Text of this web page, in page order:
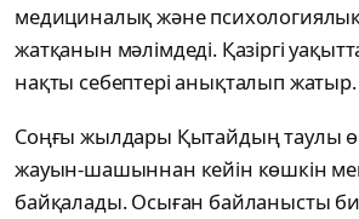
медициналық және психологиялық
жатқанын мәлімдеді. Қазіргі
нақты себептері анықталып жатыр.
Соңғы жылдары Қытайдың таулы
жауын-шашыннан кейін көшкін мен
байқалады. Осыған байланысты